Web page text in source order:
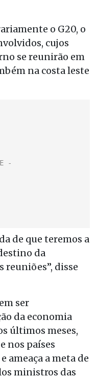
o G20, o
cujos
se reunirão em
na costa leste
de que teremos a
da
reuniões”, disse
ser
da economia
últimos meses,
nos países
ameaça a meta de
ministros das